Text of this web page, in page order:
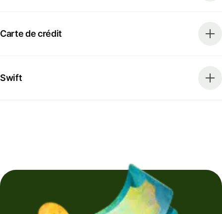
Carte de crédit
Swift